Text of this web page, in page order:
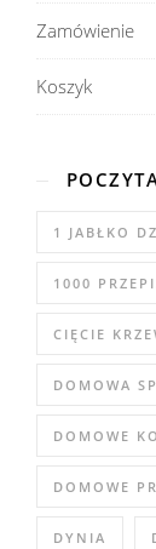
Zamówienie
Koszyk
1 JABŁKO
1000
CIĘCIE
DOMOWA
DOMOWE
DOMOWE
DYNIA